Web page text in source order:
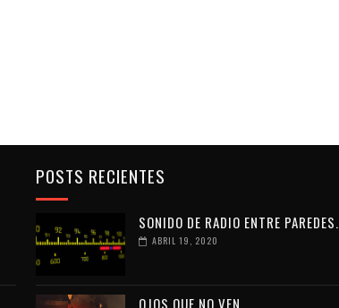
POSTS RECIENTES
SONIDO DE RADIO ENTRE PAREDES.
ABRIL 19, 2020
OJOS QUE NO VEN...